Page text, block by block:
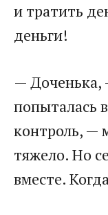
и тратить
деньги!
— Доченька,
попыталась
контроль, —
тяжело. Но
вместе.